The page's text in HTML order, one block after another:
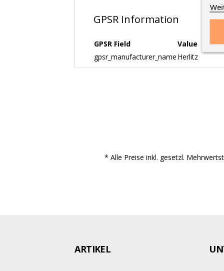
GPSR Information
GPSR Field
Value
gpsr_manufacturer_name Herlitz
* Alle Preise inkl. gesetzl.
ARTIKEL